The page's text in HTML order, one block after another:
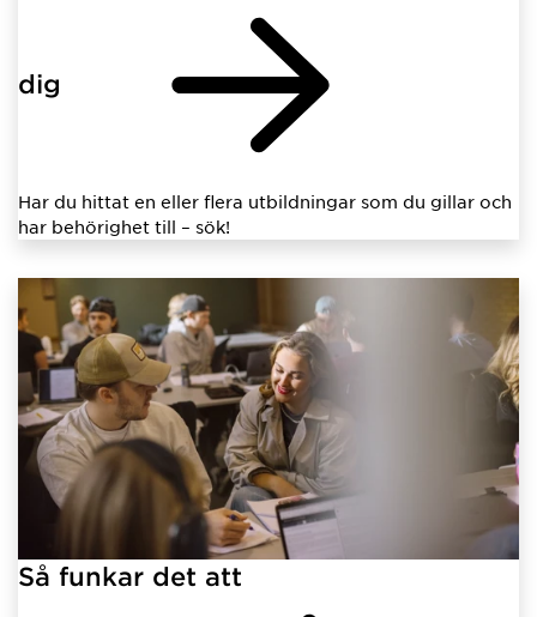
dig
Har du hittat en eller flera utbildningar som du gillar och
har behörighet till – sök!
Så funkar det att